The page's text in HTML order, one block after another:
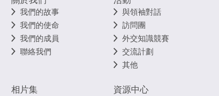
我們的故事
我們的使命
我們的成員
聯絡我們
與領袖對話
訪問團
外交知識競賽
交流計劃
其他
相片集 資源中心